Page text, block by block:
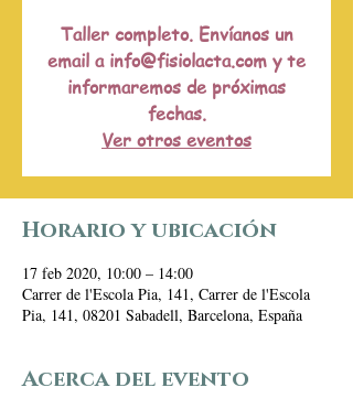
Taller completo. Envíanos un
email a info@fisiolacta.com y te
informaremos de próximas
fechas.
Ver otros eventos
Horario y ubicación
17 feb 2020, 10:00 – 14:00
Carrer de l'Escola Pia, 141, Carrer de l'Escola
Pia, 141, 08201 Sabadell, Barcelona, España
Acerca del evento